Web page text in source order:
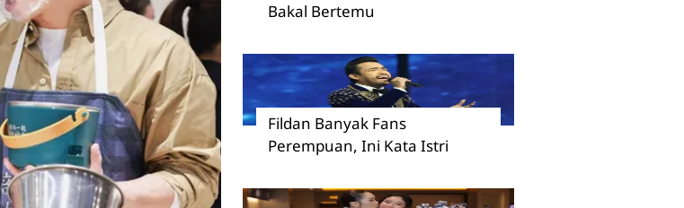
Bakal Bertemu
Fildan Banyak Fans
Perempuan, Ini Kata Istri